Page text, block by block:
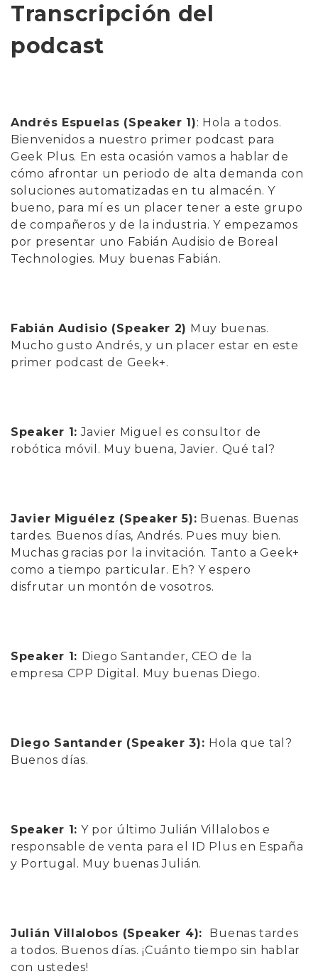
Transcripción del
podcast
Andrés Espuelas (Speaker 1): Hola a todos.
Bienvenidos a nuestro primer podcast para
Geek Plus. En esta ocasión vamos a hablar de
cómo afrontar un periodo de alta demanda con
soluciones automatizadas en tu almacén. Y
bueno, para mí es un placer tener a este grupo
de compañeros y de la industria. Y empezamos
por presentar uno Fabián Audisio de Boreal
Technologies. Muy buenas Fabián.
Fabián Audisio (Speaker 2) Muy buenas.
Mucho gusto Andrés, y un placer estar en este
primer podcast de Geek+.
Speaker 1: Javier Miguel es consultor de
robótica móvil. Muy buena, Javier. Qué tal?
Javier Miguélez (Speaker 5): Buenas. Buenas
tardes. Buenos días, Andrés. Pues muy bien.
Muchas gracias por la invitación. Tanto a Geek+
como a tiempo particular. Eh? Y espero
disfrutar un montón de vosotros.
Speaker 1: Diego Santander, CEO de la
empresa CPP Digital. Muy buenas Diego.
Diego Santander (Speaker 3): Hola que tal?
Buenos días.
Speaker 1: Y por último Julián Villalobos e
responsable de venta para el ID Plus en España
y Portugal. Muy buenas Julián.
Julián Villalobos (Speaker 4):
Buenas tardes
a todos. Buenos días. ¡Cuánto tiempo sin hablar
con ustedes!